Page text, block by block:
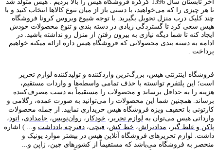
آخر تابستان سال 1396 کرکره فروشگاه هیس را بالا بردیم . هیس متولد شد
تا هر چیزی را که می‌خواهید، با دستی باز از میان تنوع کالاها انتخاب کنید و با
چند کلیک درب منزل تحویل بگیرید. با توجه شیوع ویروس کرونا فروشگاه
هیس سعی کرد تا گستردگی زیادی در دسته بندی و تنوع محصولات خودش
ایجاد کنه تا شما دیگه نیازی به بیرون رفتن از منزل رو نداشته باشید. در
ادامه به دسته بندی محصولاتی که فروشگاه هیس داره ارائه میکنه خواهیم
پرداخت .
فروشگاه اینترنتی هیس، بزرگ‌ترین وارد‌کننده و تولید‌کننده لوازم تحریر
است؛ این پلتفرم توانسته با حذف تمامی واسطه‌ها و واردات مستقیم،
هزینه را به حداقل برساند و محصولات را مستقیماً به دست مصرف‌کننده
برساند. همچنین شما این محصولات را می‌توانید به صورت عمده، رگلامی و
کارتونی با تخفیف ویژه فروشگاه هیس خریداری نمایید. از جمله محصولات
وارداتی هیس می‌توان به لوازم تحریر ، خودکار ، روان‌نویس، جامدادی، اتود،
پاکن و غلط گیر ، مدادتراش، خط کش، قیچی، دفترچه یادداشت و... ) اشاره
داشت. لوازم تحریر‌های فروشگاه آنلاین هیس در بیشتر موارد یونیک و
منحصر به فروشگاه می‌باشد که مستقیماً از کشور‌های چین، ژاپن و...